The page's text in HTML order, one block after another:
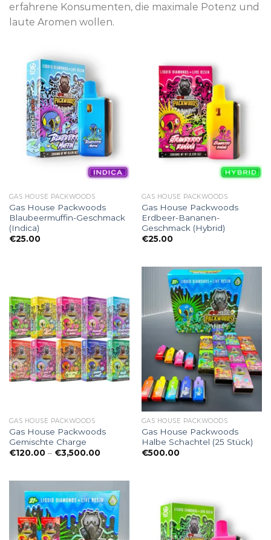
erfahrene Konsumenten, die maximale Potenz und
laute Aromen wollen.
GAS HOUSE PACKWOODS
Gas House Packwoods
Blaubeermuffin-Geschmack
(Indica)
€25.00
GAS HOUSE PACKWOODS
Gas House Packwoods
Erdbeer-Bananen-
Geschmack (Hybrid)
€25.00
GAS HOUSE PACKWOODS
Gas House Packwoods
Gemischte Charge
€120.00 – €3,500.00Preisspanne:
GAS HOUSE PACKWOODS
Gas House Packwoods
Halbe Schachtel (25 Stück)
€500.00